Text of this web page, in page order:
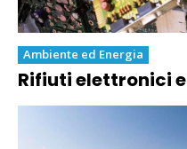
Ambiente ed Energia
Rifiuti elettronici